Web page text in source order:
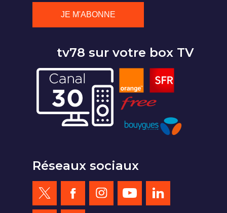
tv78 sur votre box TV
Réseaux sociaux